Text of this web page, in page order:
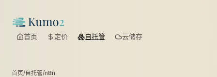
首页 定价 自托管 云储存
首页/自托管/n8n